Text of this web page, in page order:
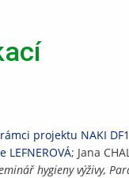
projektu NAKI
LEFNEROVÁ; Jana
hygieny výživy,